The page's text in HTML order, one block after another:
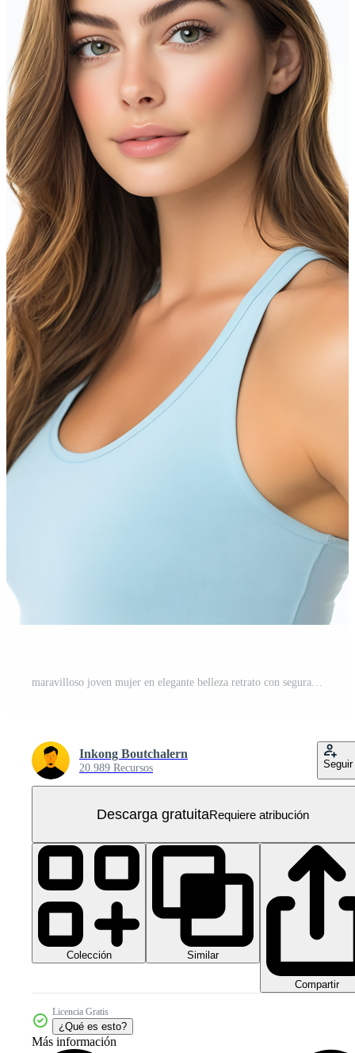
maravilloso joven mujer en elegante belleza retrato con segura de sí misma, seductora expresión PNG Gratis
Inkong Boutchalern
20.989 Recursos Seguir
Descarga gratuitaRequiere atribución
Colección Similar
Compartir
Licencia Gratis
¿Qué es esto?
Más información